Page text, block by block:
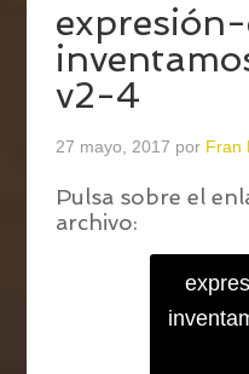
v2-4
27 mayo, 2017 por Fran
Pulsa sobre el
archivo: